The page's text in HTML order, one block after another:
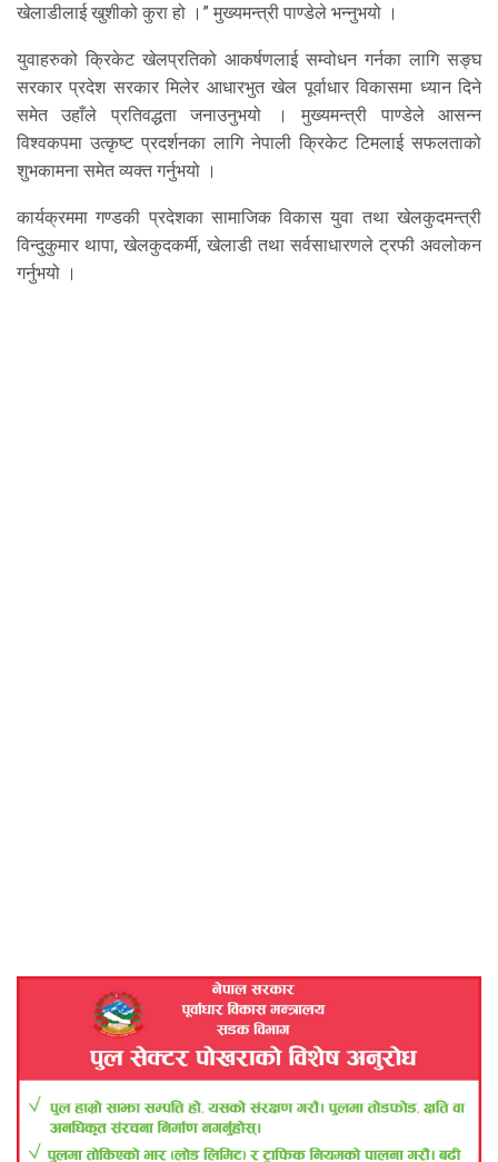
खेलाडीलाई खुशीको कुरा हो ।” मुख्यमन्त्री पाण्डेले भन्नुभयो ।
युवाहरुको क्रिकेट खेलप्रतिको आकर्षणलाई सम्वोधन गर्नका लागि सङ्घ
सरकार प्रदेश सरकार मिलेर आधारभुत खेल पूर्वाधार विकासमा ध्यान दिने
समेत उहाँले प्रतिवद्धता जनाउनुभयो । मुख्यमन्त्री पाण्डेले आसन्न
विश्वकपमा उत्कृष्ट प्रदर्शनका लागि नेपाली क्रिकेट टिमलाई सफलताको
शुभकामना समेत व्यक्त गर्नुभयो ।
कार्यक्रममा गण्डकी प्रदेशका सामाजिक विकास युवा तथा खेलकुदमन्त्री
विन्दुकुमार थापा, खेलकुदकर्मी, खेलाडी तथा सर्वसाधारणले ट्रफी अवलोकन
गर्नुभयो ।